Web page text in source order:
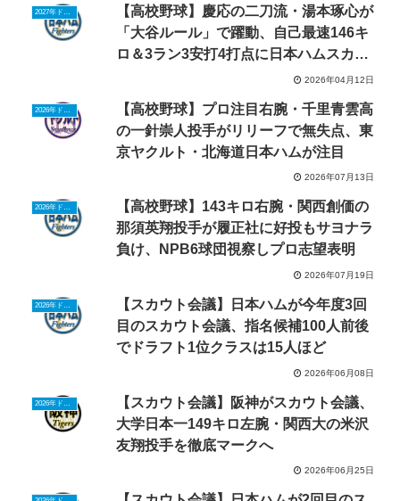
2027年ドラフトニュース
【高校野球】慶応の二刀流・湯本琢心が
「大谷ルール」で躍動、自己最速146キ
ロ＆3ラン3安打4打点に日本ハムスカウ
2026年04月12日
【高校野球】プロ注目右腕・千里青雲高
の一針崇人投手がリリーフで無失点、東
京ヤクルト・北海道日本ハムが注目
2026年07月13日
2026年ドラフトニュース
【高校野球】143キロ右腕・関西創価の
那須英翔投手が履正社に好投もサヨナラ
負け、NPB6球団視察しプロ志望表明
2026年07月19日
2026年ドラフトニュース
【スカウト会議】日本ハムが今年度3回
目のスカウト会議、指名候補100人前後
でドラフト1位クラスは15人ほど
2026年06月08日
【スカウト会議】阪神がスカウト会議、
大学日本一149キロ左腕・関西大の米沢
友翔投手を徹底マークへ
2026年06月25日